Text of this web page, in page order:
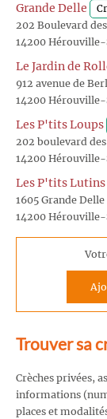
Grande Delle
202 Boulevard
14200
Le Jardin de
912 avenue de
14200
Les P'tits Loups
202 boulevard
14200
Les P'tits Lutins
1605 Grande Delle
14200
Trouver sa
Crèches privées,
informations
places et